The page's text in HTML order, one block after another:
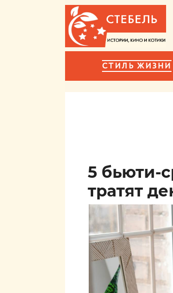
СТИЛЬ ЖИЗНИ
5 бьюти-
тратят